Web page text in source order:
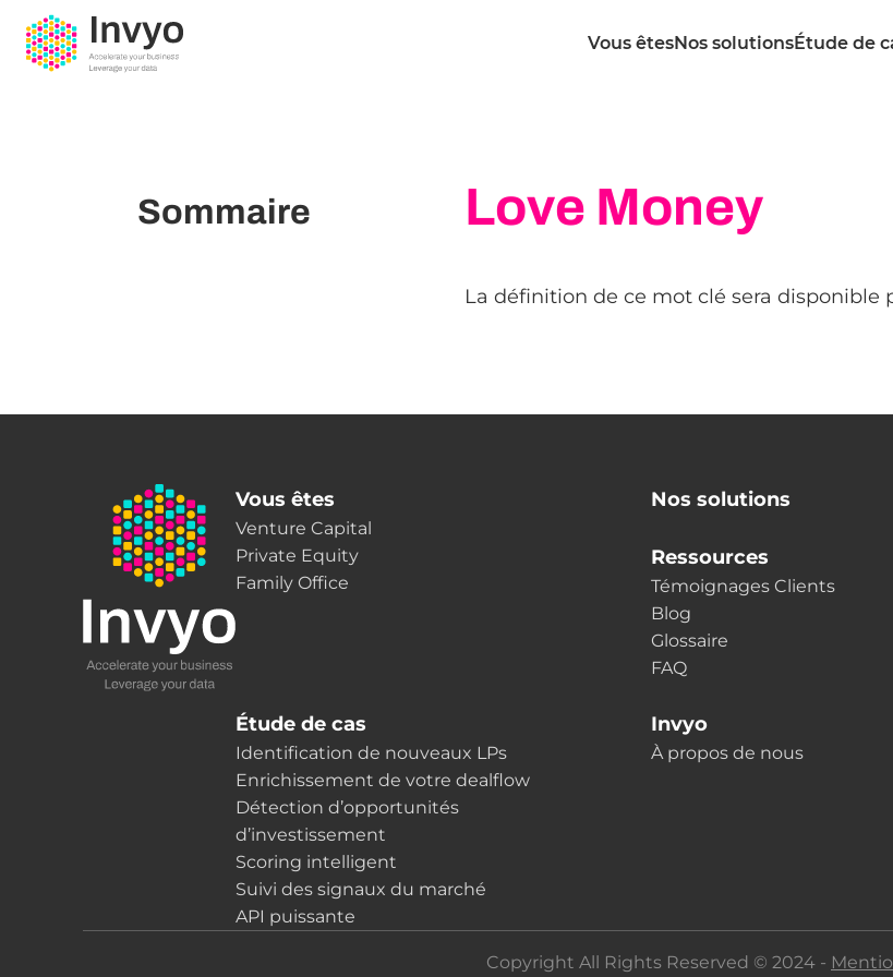
Vous êtesNos solutionsÉtude de
Sommaire Love Money
La définition de ce mot clé sera disponible
Vous êtes
Venture Capital
Private Equity
Family Office
Nos solutions
Ressources
Témoignages Clients
Blog
Glossaire
FAQ
Étude de cas
Identification de nouveaux LPs
Enrichissement de votre dealflow
Détection d’opportunités
d’investissement
Scoring intelligent
Suivi des signaux du marché
API puissante
Invyo
À propos de nous
Copyright All Rights Reserved © 2024 -